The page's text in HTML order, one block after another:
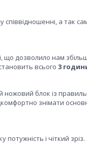
співвідношенні, а так
що дозволило нам
всього 3
ножовий блок із
знімати
і чіткий зріз.